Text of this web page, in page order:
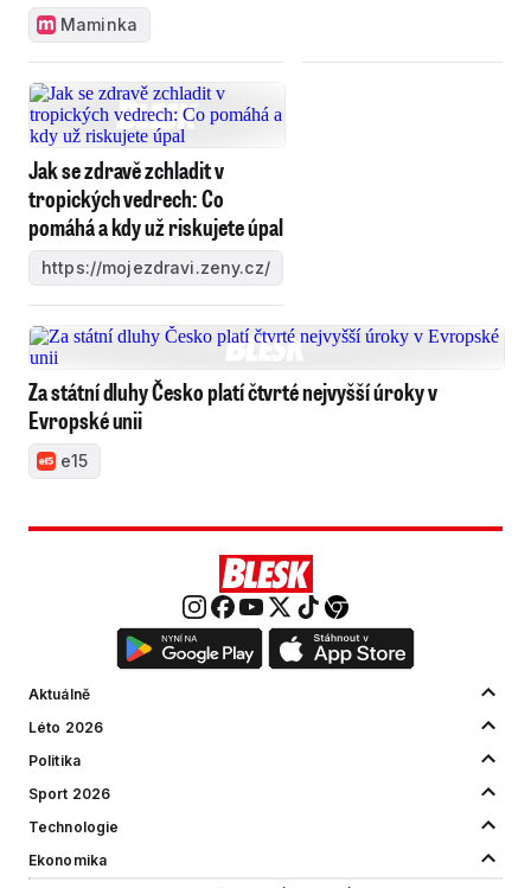
Maminka
Jak se zdravě zchladit v
tropických vedrech: Co
pomáhá a kdy už riskujete úpal
https://mojezdravi.zeny.cz/
Za státní dluhy Česko platí čtvrté nejvyšší úroky v
Evropské unii
e15
Aktuálně
Léto 2026
Politika
Sport 2026
Technologie
Ekonomika